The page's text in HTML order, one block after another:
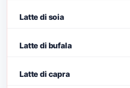
Latte di soia
Latte di bufala
Latte di capra